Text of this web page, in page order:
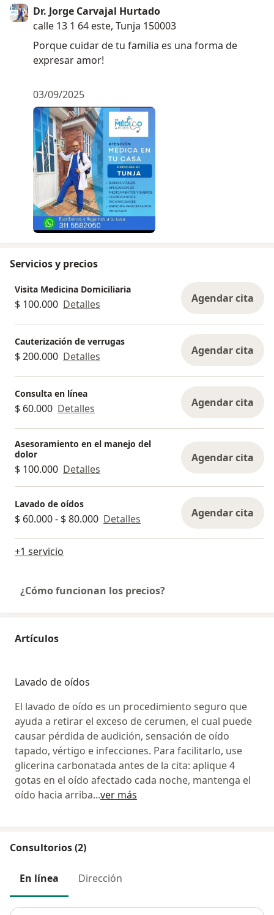
Dr. Jorge Carvajal Hurtado
calle 13 1 64 este, Tunja 150003
Porque cuidar de tu familia es una forma de
expresar amor!
03/09/2025
Servicios y precios
Visita Medicina Domiciliaria
$ 100.000 Detalles Agendar cita
Cauterización de verrugas
$ 200.000 Detalles Agendar cita
Consulta en línea
$ 60.000 Detalles Agendar cita
Asesoramiento en el manejo del
dolor
$ 100.000 Detalles
Agendar cita
Lavado de oídos
$ 60.000 - $ 80.000 Detalles Agendar cita
+1 servicio
¿Cómo funcionan los precios?
Artículos
Lavado de oídos
El lavado de oído es un procedimiento seguro que
ayuda a retirar el exceso de cerumen, el cual puede
causar pérdida de audición, sensación de oído
tapado, vértigo e infecciones. Para facilitarlo, use
glicerina carbonatada antes de la cita: aplique 4
gotas en el oído afectado cada noche, mantenga el
oído hacia arriba...ver más
Consultorios (2)
En línea Dirección